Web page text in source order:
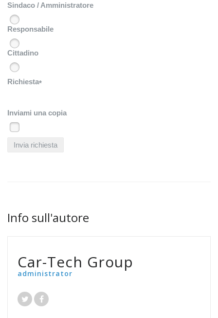
Sindaco / Amministratore
Responsabile
Cittadino
Richiesta*
Inviami una copia
Info sull'autore
Car-Tech Group
administrator